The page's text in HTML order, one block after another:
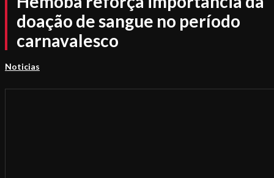
doação de sangue no período
carnavalesco
Noticias